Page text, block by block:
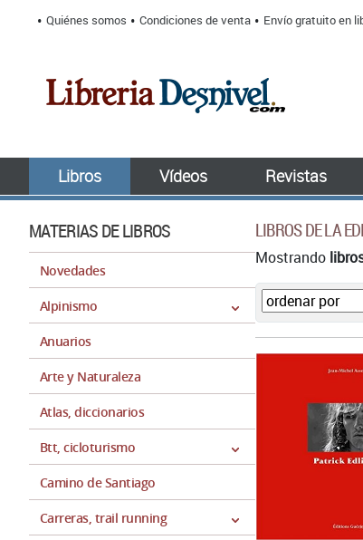
Quiénes somos Condiciones de venta Envío gratuito en
Libros Vídeos Revistas
MATERIAS DE LIBROS
Novedades
Alpinismo
Anuarios
Arte y Naturaleza
Atlas, diccionarios
Btt, cicloturismo
Camino de Santiago
Carreras, trail running
LIBROS DE LA
Mostrando